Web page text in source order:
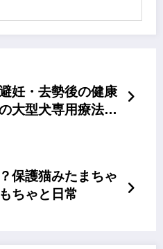
妊・去勢後の健康
大型犬専用療法食
保護猫みたまちゃ
ちゃと日常